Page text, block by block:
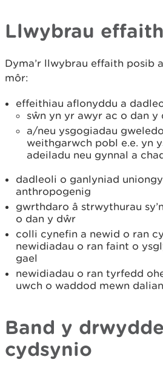
Llwybrau
Dyma’r llwybrau effaith posib
môr:
effeithiau aflonyddu a
sŵn yn yr awyr ac o dan y
a/neu ysgogiadau
weithgarwch pobl e.e. yn
adeiladu neu gynnal a
dadleoli o ganlyniad
anthropogenig
gwrthdaro â strwythurau
o dan y dŵr
colli cynefin a newid o ran
newidiadau o ran faint o
gael
newidiadau o ran tyrfedd
uwch o waddod mewn
Band y
cydsynio